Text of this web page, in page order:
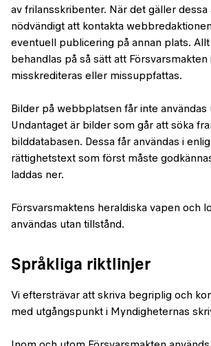
av frilansskribenter. När det gäller dessa
nödvändigt att kontakta
eventuell publicering på annan plats.
behandlas på så sätt att Försvarsmakten
misskrediteras eller missuppfattas.
Bilder på webbplatsen får inte användas
Undantaget är bilder som går att söka
bilddatabasen. Dessa får användas i
rättighetstext som först måste
laddas ner.
Försvarsmaktens heraldiska vapen och
användas utan tillstånd.
Språkliga riktlinjer
Vi eftersträvar att skriva begriplig och
med utgångspunkt i Myndigheternas